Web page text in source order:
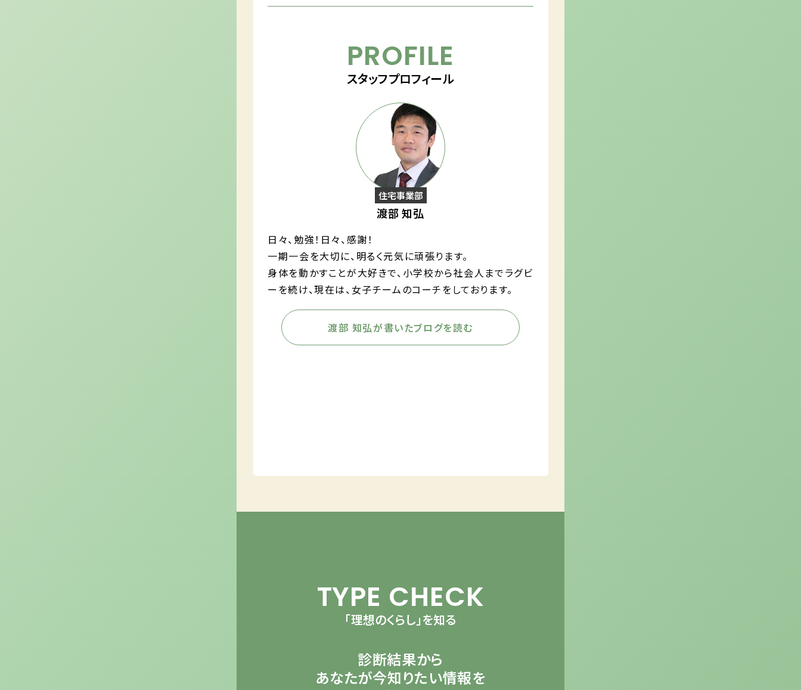
PROFILE
スタッフプロフィール
住宅事業部
渡部 知弘
日々、勉強！日々、感謝！
一期一会を大切に、明るく元気に頑張ります。
身体を動かすことが大好きで、小学校から社会人までラグビ
ーを続け、現在は、女子チームのコーチをしております。
渡部 知弘が書いたブログを読む
TYPE CHECK
「理想のくらし」を知る
診断結果から
あなたが今知りたい情報を